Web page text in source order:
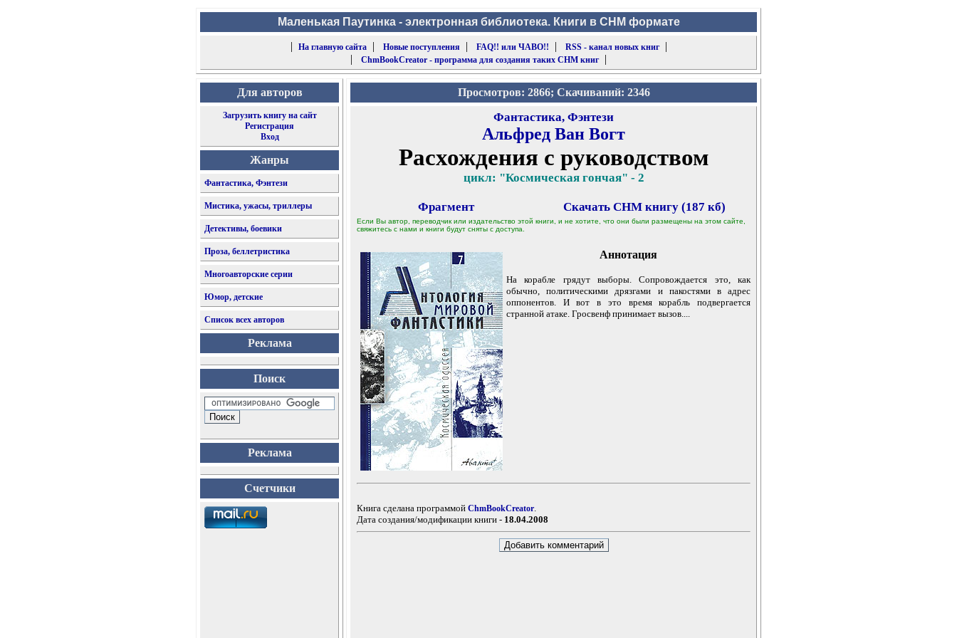
Маленькая Паутинка - электронная библиотека. Книги в CHM формате
|
На главную сайта| Новые поступления | FAQ!! или ЧАВО!! | RSS - канал новых книг|
|
ChmBookCreator - программа для создания таких CHM книг|
Для авторов
Загрузить книгу на сайт
Регистрация
Вход
Жанры
Фантастика, Фэнтези
Мистика, ужасы, триллеры
Детективы, боевики
Проза, беллетристика
Многоавторские серии
Юмор, детские
Список всех авторов
Реклама
Поиск
Реклама
Счетчики
Просмотров: 2866; Скачиваний: 2346
Фантастика, Фэнтези
Альфред Ван Вогт
Расхождения с руководством
цикл: "Космическая гончая" - 2
Фрагмент Скачать CHM книгу (187 кб)
Если Вы автор, переводчик или издательство этой книги, и не хотите, что они были размещены на этом сайте,
свяжитесь с нами и книги будут сняты с доступа.
Аннотация
На корабле грядут выборы. Сопровождается это, как
обычно, политическими дрязгами и пакостями в адрес
оппонентов. И вот в это время корабль подвергается
странной атаке. Гросвенф принимает вызов....
Книга сделана программой ChmBookCreator.
Дата создания/модификации книги - 18.04.2008